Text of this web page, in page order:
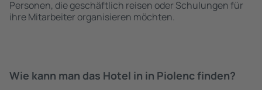
Personen, die geschäftlich reisen oder Schulungen für
ihre Mitarbeiter organisieren möchten.
Wie kann man das Hotel in in Piolenc finden?